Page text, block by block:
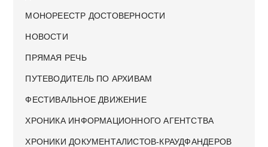
МОНОРЕЕСТР ДОСТОВЕРНОСТИ
НОВОСТИ
ПРЯМАЯ РЕЧЬ
ПУТЕВОДИТЕЛЬ ПО АРХИВАМ
ФЕСТИВАЛЬНОЕ ДВИЖЕНИЕ
ХРОНИКА ИНФОРМАЦИОННОГО АГЕНТСТВА
ХРОНИКИ ДОКУМЕНТАЛИСТОВ-КРАУДФАНДЕРОВ